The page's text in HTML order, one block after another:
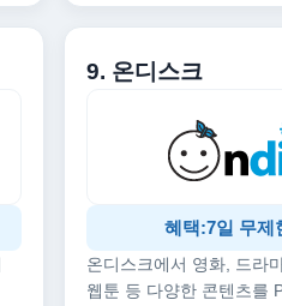
9. 온디스크
혜택:7일 무제
온디스크에서 영화, 드라
웹툰 등 다양한 콘텐츠를